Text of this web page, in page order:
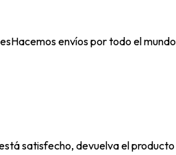
Hacemos envíos por todo el mundo
satisfecho, devuelva el producto